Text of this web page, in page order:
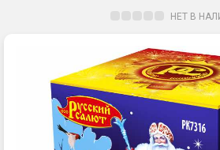
НЕТ В